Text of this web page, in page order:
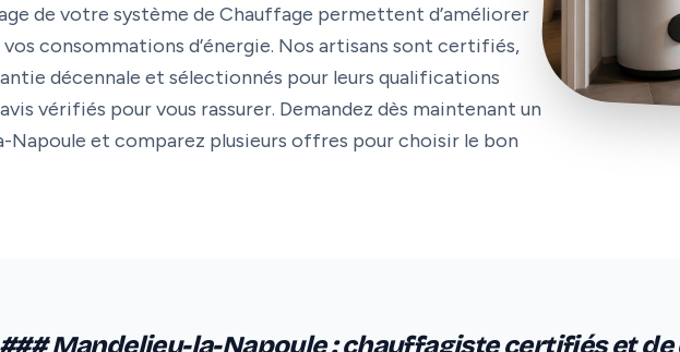
de votre système de Chauffage permettent d’améliorer
consommations d’énergie. Nos artisans sont certifiés,
décennale et sélectionnés pour leurs qualifications
vérifiés pour vous rassurer. Demandez dès maintenant un
Napoule et comparez plusieurs offres pour choisir le bon
### Mandelieu-la-Napoule : chauffagiste certifiés et